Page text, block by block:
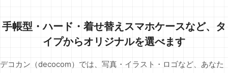
手帳型・ハード・着せ替えスマホケースなど、タ
イプからオリジナルを選べます
デコカン（decocom）では、写真・イラスト・ロゴなど、あなた